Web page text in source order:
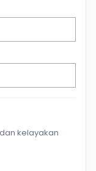
kelayakan